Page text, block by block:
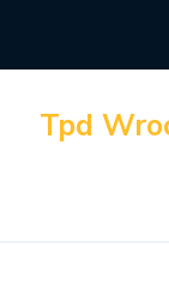
content
Tpd